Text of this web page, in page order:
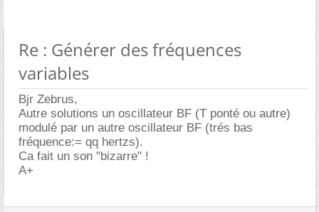
Re : Générer des fréquences
variables
Bjr Zebrus,
Autre solutions un oscillateur BF (T ponté ou autre)
modulé par un autre oscillateur BF (trés bas
fréquence:= qq hertzs).
Ca fait un son "bizarre" !
A+